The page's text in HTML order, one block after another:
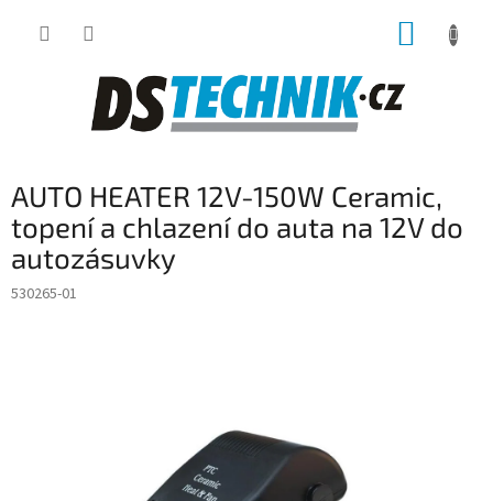
AUTO HEATER 12V-150W Ceramic,
topení a chlazení do auta na 12V do
autozásuvky
530265-01